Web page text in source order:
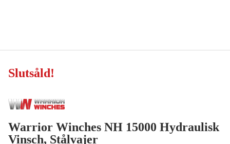
Slutsåld!
Warrior Winches NH 15000 Hydraulisk
Vinsch, Stålvajer